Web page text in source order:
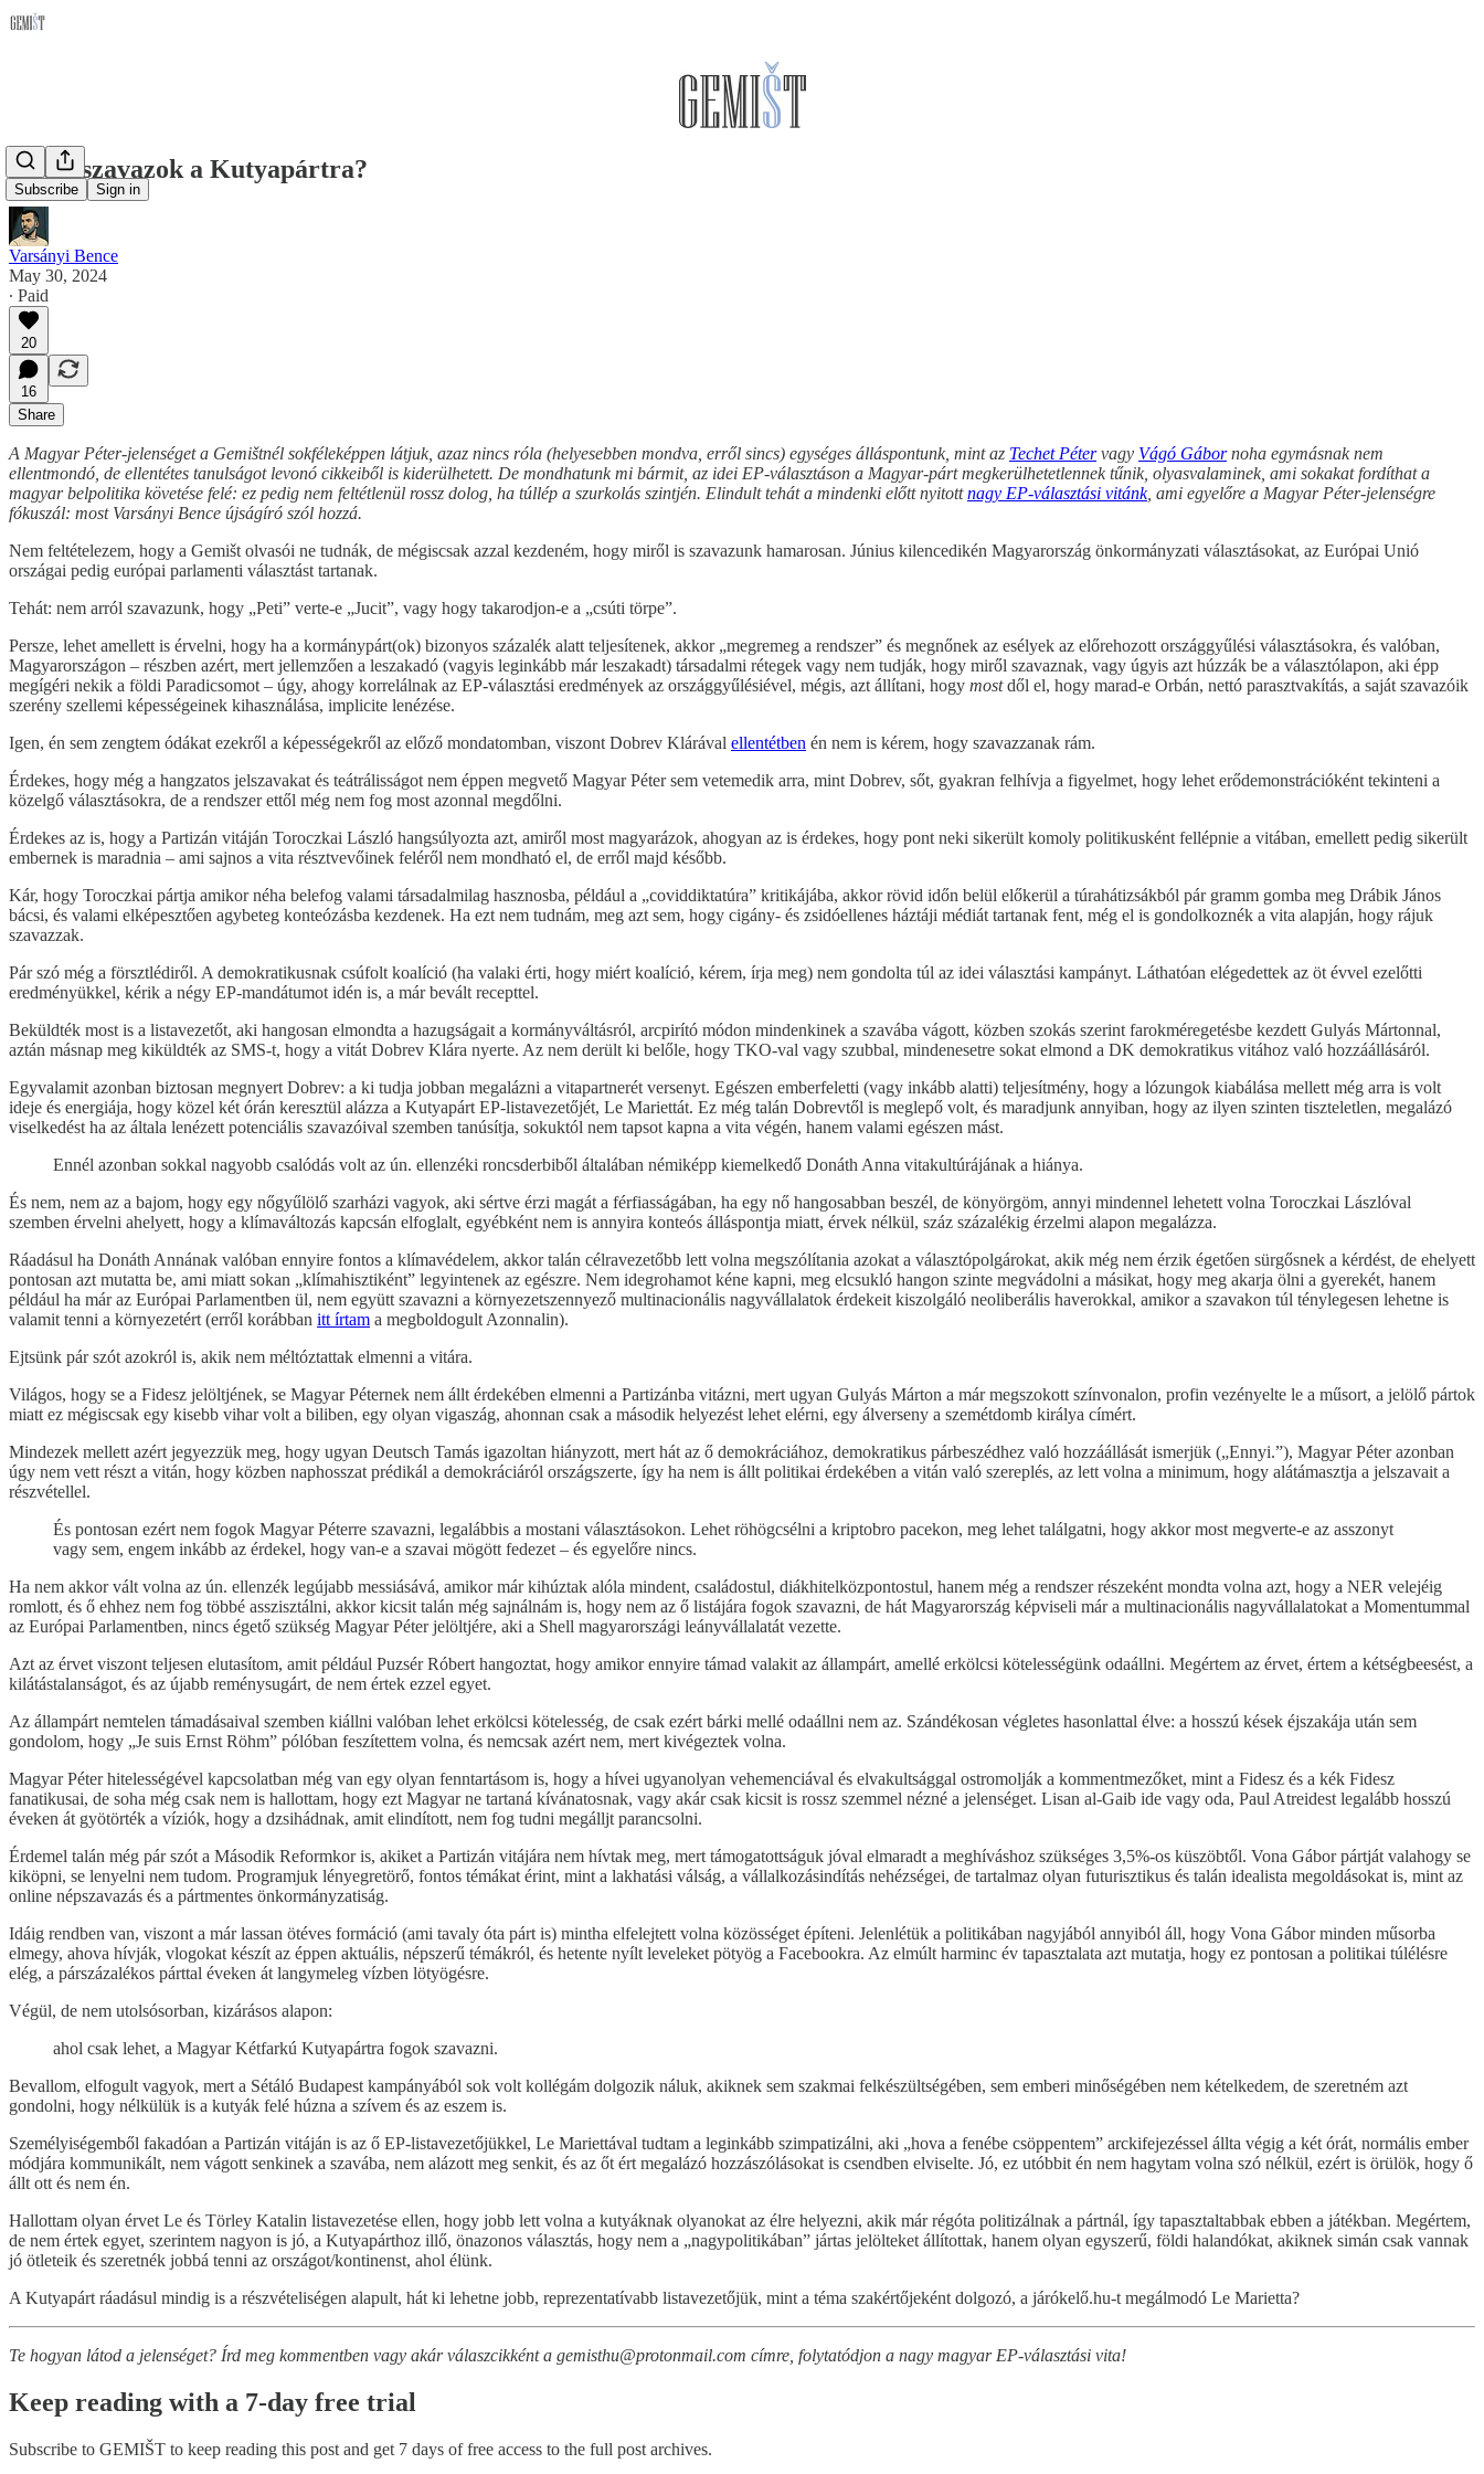
Subscribe Sign in
Miért szavazok a Kutyapártra?
Varsányi Bence
May 30, 2024
∙ Paid
20
16
Share
A Magyar Péter-jelenséget a Gemištnél sokféleképpen látjuk, azaz nincs róla (helyesebben mondva, erről sincs) egységes álláspontunk, mint az Techet Pétervagy Vágó Gábornoha egymásnak nem
ellentmondó, de ellentétes tanulságot levonó cikkeiből is kiderülhetett. De mondhatunk mi bármit, az idei EP-választáson a Magyar-párt megkerülhetetlennek tűnik, olyasvalaminek, ami sokakat fordíthat a
magyar belpolitika követése felé: ez pedig nem feltétlenül rossz dolog, ha túllép a szurkolás szintjén. Elindult tehát a mindenki előtt nyitottnagy EP-választási vitánk, ami egyelőre a Magyar Péter-jelenségre
fókuszál: most Varsányi Bence újságíró szól hozzá.
Nem feltételezem, hogy a Gemišt olvasói ne tudnák, de mégiscsak azzal kezdeném, hogy miről is szavazunk hamarosan. Június kilencedikén Magyarország önkormányzati választásokat, az Európai Unió
országai pedig európai parlamenti választást tartanak.
Tehát: nem arról szavazunk, hogy „Peti” verte-e „Jucit”, vagy hogy takarodjon-e a „csúti törpe”.
Persze, lehet amellett is érvelni, hogy ha a kormánypárt(ok) bizonyos százalék alatt teljesítenek, akkor „megremeg a rendszer” és megnőnek az esélyek az előrehozott országgyűlési választásokra, és valóban,
Magyarországon – részben azért, mert jellemzően a leszakadó (vagyis leginkább már leszakadt) társadalmi rétegek vagy nem tudják, hogy miről szavaznak, vagy úgyis azt húzzák be a választólapon, aki épp
megígéri nekik a földi Paradicsomot – úgy, ahogy korrelálnak az EP-választási eredmények az országgyűlésiével, mégis, azt állítani, hogy mostdől el, hogy marad-e Orbán, nettó parasztvakítás, a saját szavazóik
szerény szellemi képességeinek kihasználása, implicite lenézése.
Igen, én sem zengtem ódákat ezekről a képességekről az előző mondatomban, viszont Dobrev Klárával ellentétben én nem is kérem, hogy szavazzanak rám.
Érdekes, hogy még a hangzatos jelszavakat és teátrálisságot nem éppen megvető Magyar Péter sem vetemedik arra, mint Dobrev, sőt, gyakran felhívja a figyelmet, hogy lehet erődemonstrációként tekinteni a
közelgő választásokra, de a rendszer ettől még nem fog most azonnal megdőlni.
Érdekes az is, hogy a Partizán vitáján Toroczkai László hangsúlyozta azt, amiről most magyarázok, ahogyan az is érdekes, hogy pont neki sikerült komoly politikusként fellépnie a vitában, emellett pedig sikerült
embernek is maradnia – ami sajnos a vita résztvevőinek feléről nem mondható el, de erről majd később.
Kár, hogy Toroczkai pártja amikor néha belefog valami társadalmilag hasznosba, például a „coviddiktatúra” kritikájába, akkor rövid időn belül előkerül a túrahátizsákból pár gramm gomba meg Drábik János
bácsi, és valami elképesztően agybeteg konteózásba kezdenek. Ha ezt nem tudnám, meg azt sem, hogy cigány- és zsidóellenes háztáji médiát tartanak fent, még el is gondolkoznék a vita alapján, hogy rájuk
szavazzak.
Pár szó még a försztlédiről. A demokratikusnak csúfolt koalíció (ha valaki érti, hogy miért koalíció, kérem, írja meg) nem gondolta túl az idei választási kampányt. Láthatóan elégedettek az öt évvel ezelőtti
eredményükkel, kérik a négy EP-mandátumot idén is, a már bevált recepttel.
Beküldték most is a listavezetőt, aki hangosan elmondta a hazugságait a kormányváltásról, arcpirító módon mindenkinek a szavába vágott, közben szokás szerint farokméregetésbe kezdett Gulyás Mártonnal,
aztán másnap meg kiküldték az SMS-t, hogy a vitát Dobrev Klára nyerte. Az nem derült ki belőle, hogy TKO-val vagy szubbal, mindenesetre sokat elmond a DK demokratikus vitához való hozzáállásáról.
Egyvalamit azonban biztosan megnyert Dobrev: a ki tudja jobban megalázni a vitapartnerét versenyt. Egészen emberfeletti (vagy inkább alatti) teljesítmény, hogy a lózungok kiabálása mellett még arra is volt
ideje és energiája, hogy közel két órán keresztül alázza a Kutyapárt EP-listavezetőjét, Le Mariettát. Ez még talán Dobrevtől is meglepő volt, és maradjunk annyiban, hogy az ilyen szinten tiszteletlen, megalázó
viselkedést ha az általa lenézett potenciális szavazóival szemben tanúsítja, sokuktól nem tapsot kapna a vita végén, hanem valami egészen mást.
Ennél azonban sokkal nagyobb csalódás volt az ún. ellenzéki roncsderbiből általában némiképp kiemelkedő Donáth Anna vitakultúrájának a hiánya.
És nem, nem az a bajom, hogy egy nőgyűlölő szarházi vagyok, aki sértve érzi magát a férfiasságában, ha egy nő hangosabban beszél, de könyörgöm, annyi mindennel lehetett volna Toroczkai Lászlóval
szemben érvelni ahelyett, hogy a klímaváltozás kapcsán elfoglalt, egyébként nem is annyira konteós álláspontja miatt, érvek nélkül, száz százalékig érzelmi alapon megalázza.
Ráadásul ha Donáth Annának valóban ennyire fontos a klímavédelem, akkor talán célravezetőbb lett volna megszólítania azokat a választópolgárokat, akik még nem érzik égetően sürgősnek a kérdést, de ehelyett
pontosan azt mutatta be, ami miatt sokan „klímahisztiként” legyintenek az egészre. Nem idegrohamot kéne kapni, meg elcsukló hangon szinte megvádolni a másikat, hogy meg akarja ölni a gyerekét, hanem
például ha már az Európai Parlamentben ül, nem együtt szavazni a környezetszennyező multinacionális nagyvállalatok érdekeit kiszolgáló neoliberális haverokkal, amikor a szavakon túl ténylegesen lehetne is
valamit tenni a környezetért (erről korábban itt írtam a megboldogult Azonnalin).
Ejtsünk pár szót azokról is, akik nem méltóztattak elmenni a vitára.
Világos, hogy se a Fidesz jelöltjének, se Magyar Péternek nem állt érdekében elmenni a Partizánba vitázni, mert ugyan Gulyás Márton a már megszokott színvonalon, profin vezényelte le a műsort, a jelölő pártok
miatt ez mégiscsak egy kisebb vihar volt a biliben, egy olyan vigaszág, ahonnan csak a második helyezést lehet elérni, egy álverseny a szemétdomb királya címért.
Mindezek mellett azért jegyezzük meg, hogy ugyan Deutsch Tamás igazoltan hiányzott, mert hát az ő demokráciához, demokratikus párbeszédhez való hozzáállását ismerjük („Ennyi.”), Magyar Péter azonban
úgy nem vett részt a vitán, hogy közben naphosszat prédikál a demokráciáról országszerte, így ha nem is állt politikai érdekében a vitán való szereplés, az lett volna a minimum, hogy alátámasztja a jelszavait a
részvétellel.
És pontosan ezért nem fogok Magyar Péterre szavazni, legalábbis a mostani választásokon. Lehet röhögcsélni a kriptobro pacekon, meg lehet találgatni, hogy akkor most megverte-e az asszonyt
vagy sem, engem inkább az érdekel, hogy van-e a szavai mögött fedezet – és egyelőre nincs.
Ha nem akkor vált volna az ún. ellenzék legújabb messiásává, amikor már kihúztak alóla mindent, családostul, diákhitelközpontostul, hanem még a rendszer részeként mondta volna azt, hogy a NER velejéig
romlott, és ő ehhez nem fog többé asszisztálni, akkor kicsit talán még sajnálnám is, hogy nem az ő listájára fogok szavazni, de hát Magyarország képviseli már a multinacionális nagyvállalatokat a Momentummal
az Európai Parlamentben, nincs égető szükség Magyar Péter jelöltjére, aki a Shell magyarországi leányvállalatát vezette.
Azt az érvet viszont teljesen elutasítom, amit például Puzsér Róbert hangoztat, hogy amikor ennyire támad valakit az állampárt, amellé erkölcsi kötelességünk odaállni. Megértem az érvet, értem a kétségbeesést, a
kilátástalanságot, és az újabb reménysugárt, de nem értek ezzel egyet.
Az állampárt nemtelen támadásaival szemben kiállni valóban lehet erkölcsi kötelesség, de csak ezért bárki mellé odaállni nem az. Szándékosan végletes hasonlattal élve: a hosszú kések éjszakája után sem
gondolom, hogy „Je suis Ernst Röhm” pólóban feszítettem volna, és nemcsak azért nem, mert kivégeztek volna.
Magyar Péter hitelességével kapcsolatban még van egy olyan fenntartásom is, hogy a hívei ugyanolyan vehemenciával és elvakultsággal ostromolják a kommentmezőket, mint a Fidesz és a kék Fidesz
fanatikusai, de soha még csak nem is hallottam, hogy ezt Magyar ne tartaná kívánatosnak, vagy akár csak kicsit is rossz szemmel nézné a jelenséget. Lisan al-Gaib ide vagy oda, Paul Atreidest legalább hosszú
éveken át gyötörték a víziók, hogy a dzsihádnak, amit elindított, nem fog tudni megálljt parancsolni.
Érdemel talán még pár szót a Második Reformkor is, akiket a Partizán vitájára nem hívtak meg, mert támogatottságuk jóval elmaradt a meghíváshoz szükséges 3,5%-os küszöbtől. Vona Gábor pártját valahogy se
kiköpni, se lenyelni nem tudom. Programjuk lényegretörő, fontos témákat érint, mint a lakhatási válság, a vállalkozásindítás nehézségei, de tartalmaz olyan futurisztikus és talán idealista megoldásokat is, mint az
online népszavazás és a pártmentes önkormányzatiság.
Idáig rendben van, viszont a már lassan ötéves formáció (ami tavaly óta párt is) mintha elfelejtett volna közösséget építeni. Jelenlétük a politikában nagyjából annyiból áll, hogy Vona Gábor minden műsorba
elmegy, ahova hívják, vlogokat készít az éppen aktuális, népszerű témákról, és hetente nyílt leveleket pötyög a Facebookra. Az elmúlt harminc év tapasztalata azt mutatja, hogy ez pontosan a politikai túlélésre
elég, a párszázalékos párttal éveken át langymeleg vízben lötyögésre.
Végül, de nem utolsósorban, kizárásos alapon:
ahol csak lehet, a Magyar Kétfarkú Kutyapártra fogok szavazni.
Bevallom, elfogult vagyok, mert a Sétáló Budapest kampányából sok volt kollégám dolgozik náluk, akiknek sem szakmai felkészültségében, sem emberi minőségében nem kételkedem, de szeretném azt
gondolni, hogy nélkülük is a kutyák felé húzna a szívem és az eszem is.
Személyiségemből fakadóan a Partizán vitáján is az ő EP-listavezetőjükkel, Le Mariettával tudtam a leginkább szimpatizálni, aki „hova a fenébe csöppentem” arckifejezéssel állta végig a két órát, normális ember
módjára kommunikált, nem vágott senkinek a szavába, nem alázott meg senkit, és az őt ért megalázó hozzászólásokat is csendben elviselte. Jó, ez utóbbit én nem hagytam volna szó nélkül, ezért is örülök, hogy ő
állt ott és nem én.
Hallottam olyan érvet Le és Törley Katalin listavezetése ellen, hogy jobb lett volna a kutyáknak olyanokat az élre helyezni, akik már régóta politizálnak a pártnál, így tapasztaltabbak ebben a játékban. Megértem,
de nem értek egyet, szerintem nagyon is jó, a Kutyapárthoz illő, önazonos választás, hogy nem a „nagypolitikában” jártas jelölteket állítottak, hanem olyan egyszerű, földi halandókat, akiknek simán csak vannak
jó ötleteik és szeretnék jobbá tenni az országot/kontinenst, ahol élünk.
A Kutyapárt ráadásul mindig is a részvételiségen alapult, hát ki lehetne jobb, reprezentatívabb listavezetőjük, mint a téma szakértőjeként dolgozó, a járókelő.hu-t megálmodó Le Marietta?
Te hogyan látod a jelenséget? Írd meg kommentben vagy akár válaszcikként a gemisthu@protonmail.com címre, folytatódjon a nagy magyar EP-választási vita!
Keep reading with a 7-day free trial
Subscribe to GEMIŠT to keep reading this post and get 7 days of free access to the full post archives.